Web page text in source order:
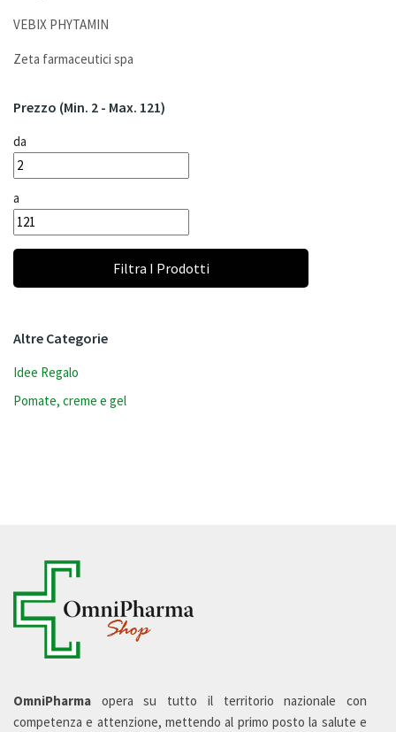
VEBIX PHYTAMIN
Zeta farmaceutici spa
Prezzo (min. 2 - Max. 121)
da
a
Filtra I Prodotti
Altre Categorie
Idee Regalo
Pomate, creme e gel
OmniPharma opera su tutto il territorio nazionale con
competenza e attenzione, mettendo al primo posto la salute e